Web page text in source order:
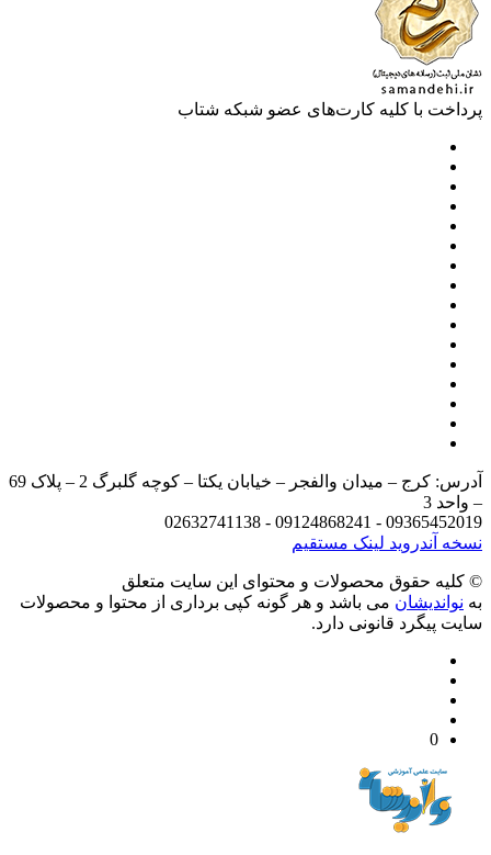
با کلیه کارت‌های عضو شبکه شتاب
آدرس: کرج – میدان والفجر – خیابان یکتا – کوچه گلبرگ 2 – پلاک 69
3
09365452019 - 09124868241 -
آندرویدلینک مستقیم
حقوق محصولات و محتوای اين سایت متعلق
می باشد و هر گونه کپی برداری از محتوا و محصولات
پیگرد قانونی دارد.